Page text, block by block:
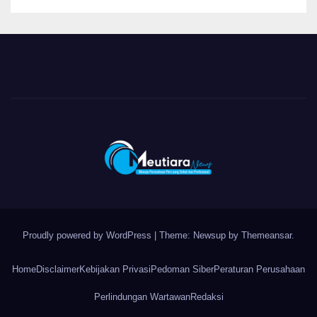
Proudly powered by WordPress | Theme: Newsup by Themeansar.
HomeDisclaimerKebijakan Privasi Pedoman SiberPeraturan Perusahaan
Perlindungan WartawanRedaksi